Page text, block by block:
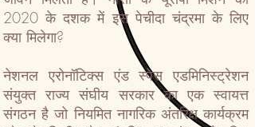
2020 के दशक में इस पेचीदा चंद्रमा के लिए
क्या मिलेगा?
नेशनल एरोनॉटिक्स एंड स्पेस एडमिनिस्ट्रेशन
संयुक्त राज्य संघीय सरकार का एक स्वायत्त
संगठन है जो नियमित नागरिक अंतरिक्ष कार्यक्रम